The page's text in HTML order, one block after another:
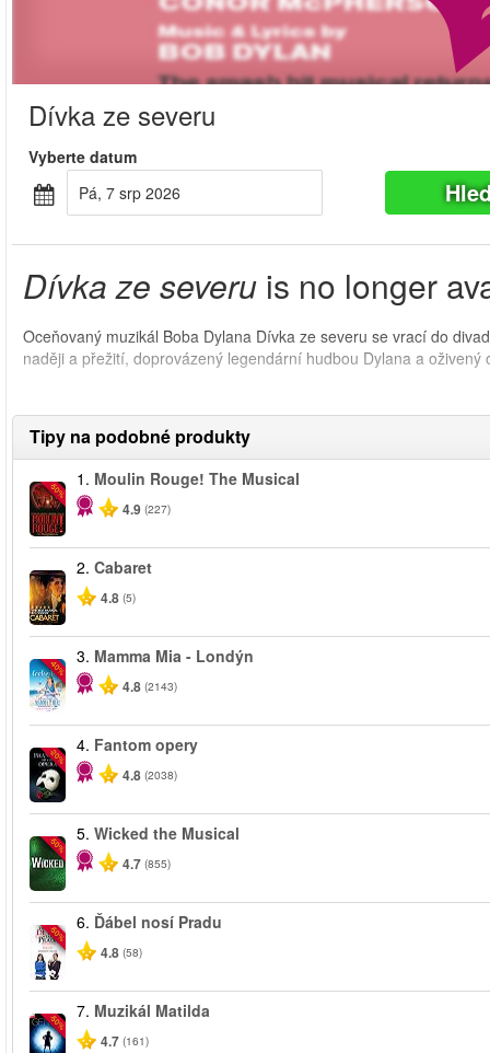
Dívka ze severu
Vyberte datum
Pá, 7 srp 2026
Dívka ze severu is no longer
Oceňovaný muzikál Boba Dylana Dívka ze severu se vrací do
naději a přežití, doprovázený legendární hudbou Dylana a
Tipy na podobné produkty
-50%
1. Moulin Rouge! The Musical
4.9 (227)
2. Cabaret
4.8 (5)
-40%
3. Mamma Mia - Londýn
4.8 (2143)
-20%
4. Fantom opery
4.8 (2038)
-50%
5. Wicked the Musical
4.7 (855)
-50%
6. Ďábel nosí Pradu
4.8 (58)
-50%
7. Muzikál Matilda
4.7 (161)